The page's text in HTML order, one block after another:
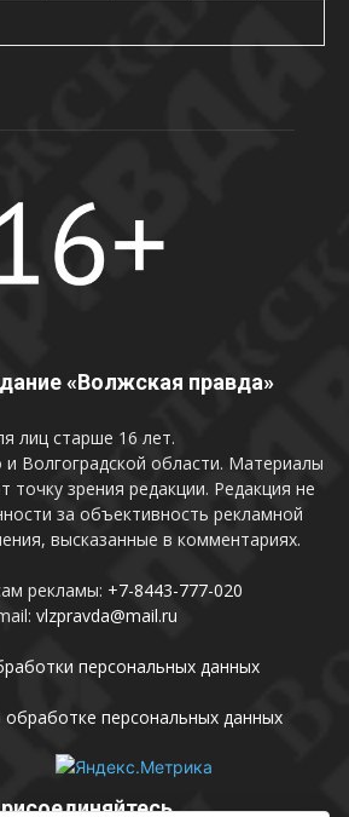
«Волжская правда»
лиц старше 16 лет.
Волгоградской области. Материалы
точку зрения редакции. Редакция не
за объективность рекламной
высказанные в комментариях.
рекламы: +7-8443-777-020
vlzpravda@mail.ru
персональных данных
персональных данных